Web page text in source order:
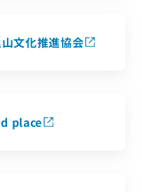
文化推進協会
place